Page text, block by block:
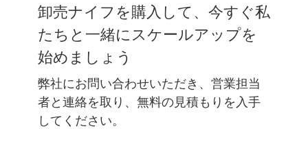
卸売ナイフを購入して、今すぐ私
たちと一緒にスケールアップを
始めましょう
弊社にお問い合わせいただき、営業担当
者と連絡を取り、無料の見積もりを入手
してください。